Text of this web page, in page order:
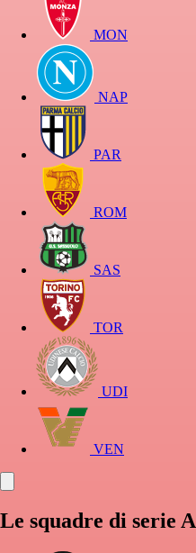
MON
NAP
PAR
ROM
SAS
TOR
UDI
VEN
Le squadre di serie A